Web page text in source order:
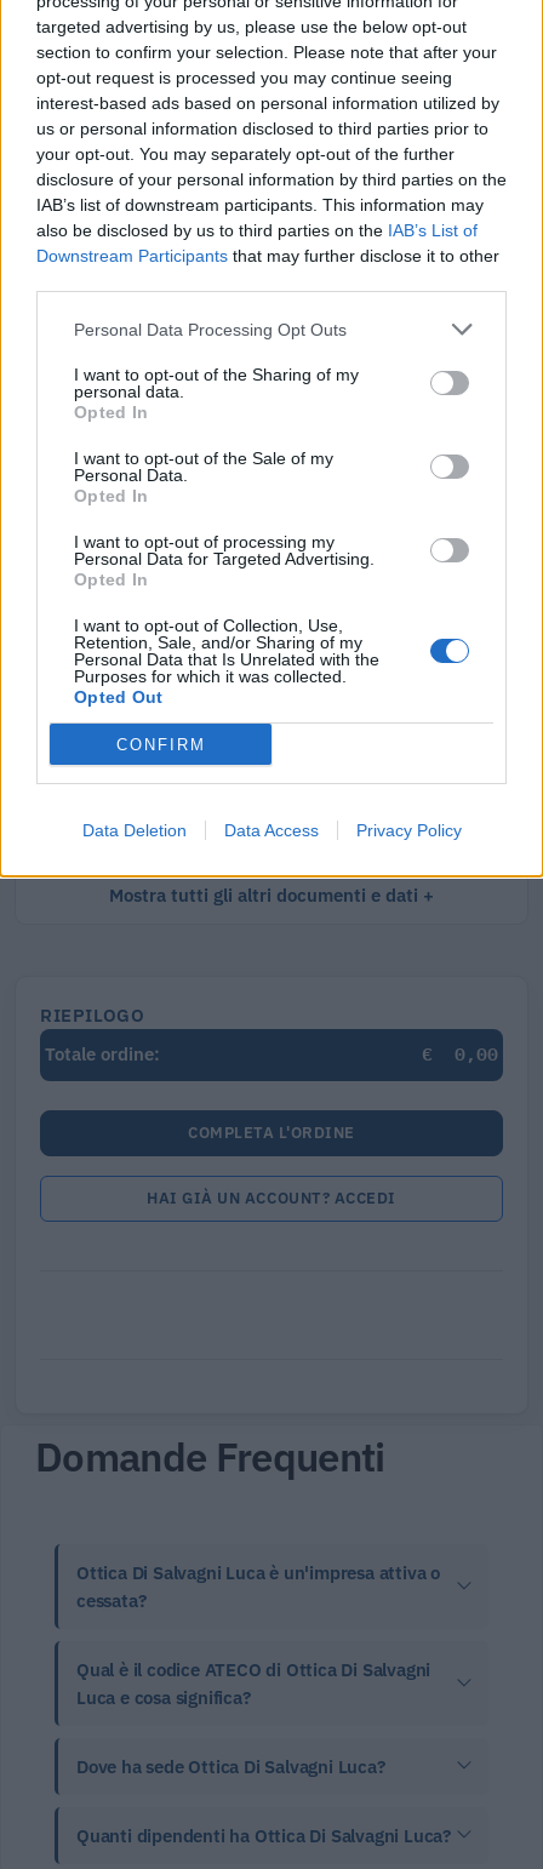
targeted advertising by us, please use the below opt-out
section to confirm your selection. Please note that after your
opt-out request is processed you may continue seeing
interest-based ads based on personal information utilized by
us or personal information disclosed to third parties prior to
your opt-out. You may separately opt-out of the further
disclosure of your personal information by third parties on the
IAB’s list of downstream participants. This information may
also be disclosed by us to third parties on the IAB’s List of
Downstream Participants that may further disclose it to other
Personal Data Processing Opt Outs
I want to opt-out of the Sharing of my
personal data.
Opted In
I want to opt-out of the Sale of my
Personal Data.
Opted In
I want to opt-out of processing my
Personal Data for Targeted Advertising.
Opted In
I want to opt-out of Collection, Use,
Retention, Sale, and/or Sharing of my
Personal Data that Is Unrelated with the
Purposes for which it was collected.
Opted Out
CONFIRM
Data Deletion Data Access Privacy Policy
Tutti i documenti e servizi disponibili →
Documenti più richiesti
Visure Camerali - Impresa Individuale
€ 4,60 IVA inclusa
Visure Camerali - Storico Impresa Individuale
Mostra tutti gli altri documenti e dati
RIEPILOGO
Totale ordine:
€ 0,00
COMPLETA L'ORDINE
HAI GIÀ UN ACCOUNT? ACCEDI
Domande Frequenti
Ottica Di Salvagni Luca è un'impresa attiva o
cessata?
Qual è il codice ATECO di Ottica Di Salvagni
Luca e cosa significa?
Dove ha sede Ottica Di Salvagni Luca?
Quanti dipendenti ha Ottica Di Salvagni Luca?